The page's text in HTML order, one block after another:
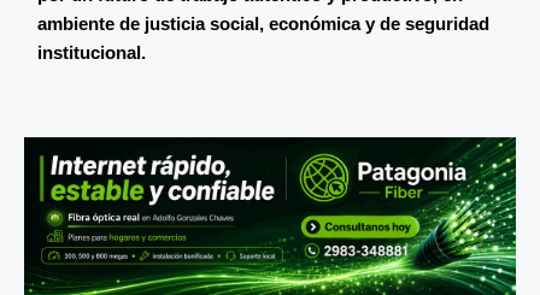
ambiente de justicia social, económica y de seguridad
institucional.